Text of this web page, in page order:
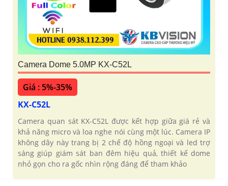
Camera Dome 5.0MP KX-C52L
Giá : 5%-35%
KX-C52L
Camera quan sát KX-C52L được kết hợp giữa giá rẻ và
khả năng micro và loa nghe nói cùng một lúc. Camera IP
không dây này trang bị 2 chế độ hồng ngoại và led trợ
sáng giúp giám sát ban đêm hiệu quả, thiết kế dome
nhỏ gọn cho ra gốc nhìn rộng đáng để tham khảo